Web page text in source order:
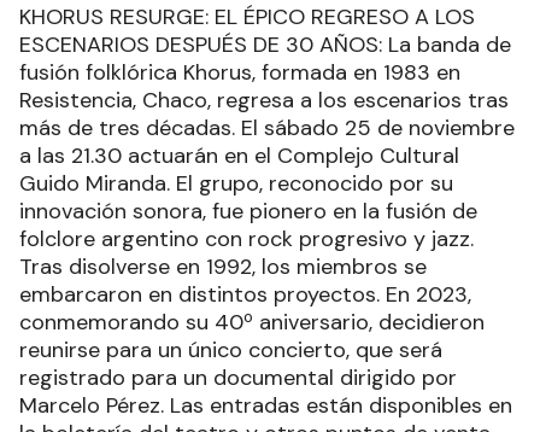
KHORUS RESURGE: EL ÉPICO REGRESO A LOS
ESCENARIOS DESPUÉS DE 30 AÑOS: La banda de
fusión folklórica Khorus, formada en 1983 en
Resistencia, Chaco, regresa a los escenarios tras
más de tres décadas. El sábado 25 de noviembre
a las 21.30 actuarán en el Complejo Cultural
Guido Miranda. El grupo, reconocido por su
innovación sonora, fue pionero en la fusión de
folclore argentino con rock progresivo y jazz.
Tras disolverse en 1992, los miembros se
embarcaron en distintos proyectos. En 2023,
conmemorando su 40º aniversario, decidieron
reunirse para un único concierto, que será
registrado para un documental dirigido por
Marcelo Pérez. Las entradas están disponibles en